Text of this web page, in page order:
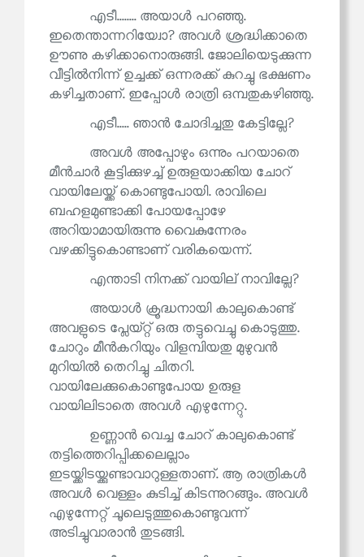
എടീ........ അയാൾ പറഞ്ഞു.
ഇതെന്താന്നറിയ്വോ? അവൾ ശ്രദ്ധിക്കാതെ
ഊണു കഴിക്കാനൊരുങ്ങി. ജോലിയെടുക്കുന്ന
വീട്ടിൽനിന്ന് ഉച്ചക്ക് ഒന്നരക്ക് കുറച്ചു ഭക്ഷണം
കഴിച്ചതാണ്. ഇപ്പോൾ രാത്രി ഒമ്പതുകഴിഞ്ഞു.
എടീ..... ഞാൻ ചോദിച്ചതു കേട്ടില്ലേ?
അവൾ അപ്പോഴും ഒന്നും പറയാതെ
മീൻചാർ കൂട്ടിക്കുഴച്ച് ഉരുളയാക്കിയ ചോറ്
വായിലേയ്ക്ക് കൊണ്ടുപോയി. രാവിലെ
ബഹളമുണ്ടാക്കി പോയപ്പോഴേ
അറിയാമായിരുന്നു വൈകുന്നേരം
വഴക്കിട്ടുകൊണ്ടാണ് വരികയെന്ന്.
എന്താടി നിനക്ക് വായില് നാവില്ലേ?
അയാൾ ക്രൂദ്ധനായി കാലുകൊണ്ട്
അവളുടെ പ്ലേയ്റ്റ് ഒരു തട്ടുവെച്ചു കൊടുത്തു.
ചോറും മീൻകറിയും വിളമ്പിയതു മുഴുവൻ
മുറിയിൽ തെറിച്ചു ചിതറി.
വായിലേക്കുകൊണ്ടുപോയ ഉരുള
വായിലിടാതെ അവൾ എഴുന്നേറ്റു.
ഉണ്ണാൻ വെച്ച ചോറ് കാലുകൊണ്ട്
തട്ടിത്തെറിപ്പിക്കലെല്ലാം
ഇടയ്ക്കിടയ്ക്കുണ്ടാവാറുള്ളതാണ്. ആ രാത്രികൾ
അവൾ വെള്ളം കുടിച്ച് കിടന്നുറങ്ങും. അവൾ
എഴുന്നേറ്റ് ചൂലെടുത്തുകൊണ്ടുവന്ന്
അടിച്ചുവാരാൻ തുടങ്ങി.